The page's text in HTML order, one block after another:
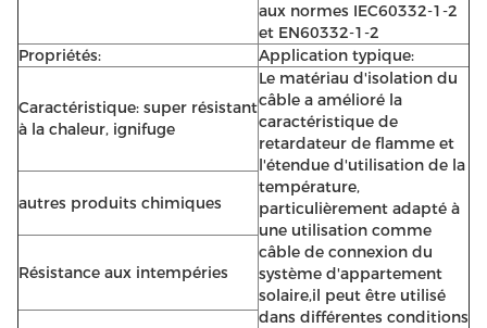
aux normes IEC60332-1-2
et EN60332-1-2
Propriétés:
Application typique:
Caractéristique: super résistant
à la chaleur, ignifuge
Le matériau d'isolation du
câble a amélioré la
caractéristique de
retardateur de flamme et
l'étendue d'utilisation de la
température,
particulièrement adapté à
une utilisation comme
câble de connexion du
système d'appartement
solaire,il peut être utilisé
dans différentes conditions
autres produits chimiques
Résistance aux intempéries